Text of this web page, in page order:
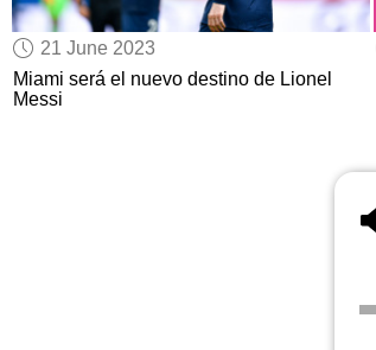
21 June 2023
Miami será el nuevo destino de Lionel
Messi